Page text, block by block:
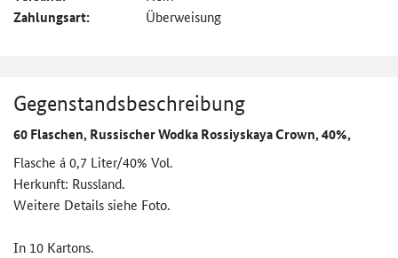
Zahlungsart: Überweisung
Gegenstandsbeschreibung
60 Flaschen, Russischer Wodka Rossiyskaya Crown, 40%,
Flasche á 0,7 Liter/40% Vol.
Herkunft: Russland.
Weitere Details siehe Foto.
In 10 Kartons.